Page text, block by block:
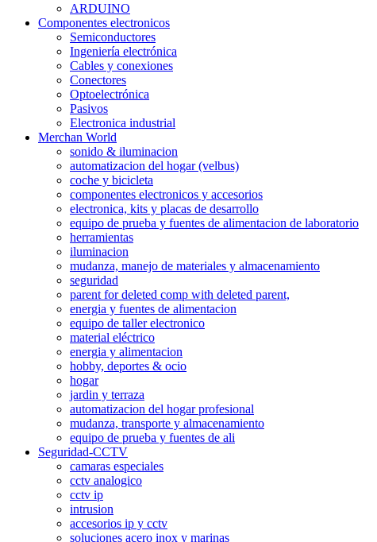
ARDUINO
Componentes electronicos
Semiconductores
Ingeniería electrónica
Cables y conexiones
Conectores
Optoelectrónica
Pasivos
Electronica industrial
Merchan World
sonido & iluminacion
automatizacion del hogar (velbus)
coche y bicicleta
componentes electronicos y accesorios
electronica, kits y placas de desarrollo
equipo de prueba y fuentes de alimentacion de laboratorio
herramientas
iluminacion
mudanza, manejo de materiales y almacenamiento
seguridad
parent for deleted comp with deleted parent,
energia y fuentes de alimentacion
equipo de taller electronico
material eléctrico
energia y alimentacion
hobby, deportes & ocio
hogar
jardin y terraza
automatizacion del hogar profesional
mudanza, transporte y almacenamiento
equipo de prueba y fuentes de ali
Seguridad-CCTV
camaras especiales
cctv analogico
cctv ip
intrusion
accesorios ip y cctv
soluciones acero inox y marinas